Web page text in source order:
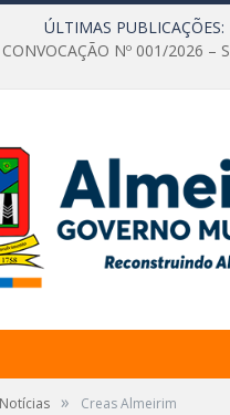
ÚLTIMAS PUBLICAÇÕES:
Nº 001/2026 –
Notícias » Creas Almeirim